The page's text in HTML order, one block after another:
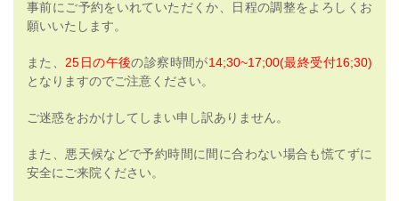
事前にご予約をいれていただくか、日程の調整をよろしくお
願いいたします。
また、 25日の午後の診察時間が14;30~17;00(最終受付16;30)
となりますのでご注意ください。
ご迷惑をおかけしてしまい申し訳ありません。
また、悪天候などで予約時間に間に合わない場合も慌てずに
安全にご来院ください。